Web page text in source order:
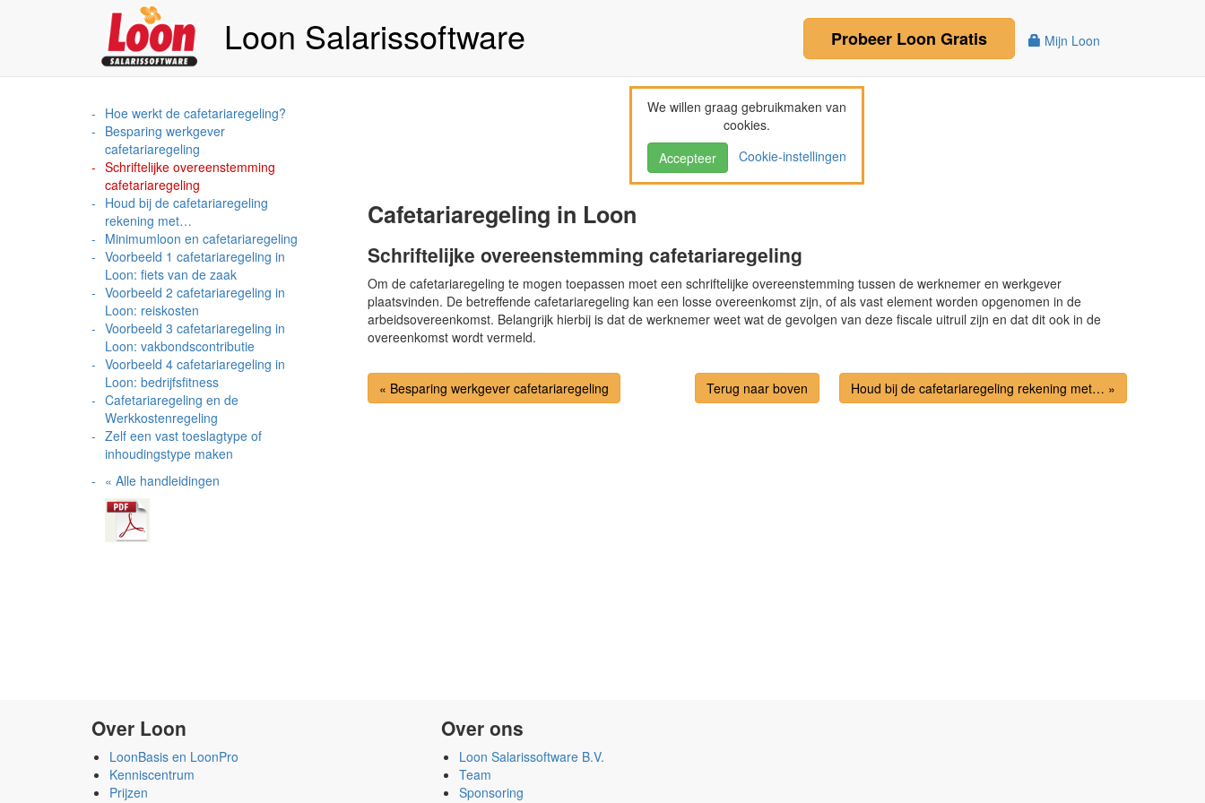
Loon Salarissoftware Mijn Loon
Probeer Loon Gratis
Hoe werkt de cafetariaregeling?
Besparing werkgever
cafetariaregeling
Schriftelijke overeenstemming
cafetariaregeling
Houd bij de cafetariaregeling
rekening met…
Minimumloon en cafetariaregeling
Voorbeeld 1 cafetariaregeling in
Loon: fiets van de zaak
Voorbeeld 2 cafetariaregeling in
Loon: reiskosten
Voorbeeld 3 cafetariaregeling in
Loon: vakbondscontributie
Voorbeeld 4 cafetariaregeling in
Loon: bedrijfsfitness
Cafetariaregeling en de
Werkkostenregeling
Zelf een vast toeslagtype of
inhoudingstype maken
« Alle handleidingen
We willen graag gebruikmaken van
cookies.
Accepteer
Cookie-instellingen
Cafetariaregeling in Loon
Schriftelijke overeenstemming cafetariaregeling
Om de cafetariaregeling te mogen toepassen moet een schriftelijke overeenstemming tussen de werknemer en werkgever
plaatsvinden. De betreffende cafetariaregeling kan een losse overeenkomst zijn, of als vast element worden opgenomen in de
arbeidsovereenkomst. Belangrijk hierbij is dat de werknemer weet wat de gevolgen van deze fiscale uitruil zijn en dat dit ook in de
overeenkomst wordt vermeld.
« Besparing werkgever cafetariaregeling Terug naar boven Houd bij de cafetariaregeling rekening met… »
Over Loon
LoonBasis en LoonPro
Kenniscentrum
Prijzen
Over ons
Loon Salarissoftware B.V.
Team
Sponsoring